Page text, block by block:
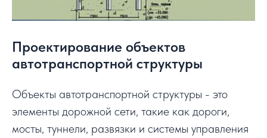
Проектирование объектов
автотранспортной структуры
Объекты автотранспортной структуры - это
элементы дорожной сети, такие как дороги,
мосты, туннели, развязки и системы управления